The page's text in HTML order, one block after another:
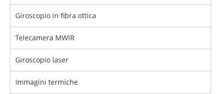
Giroscopio in fibra ottica
Telecamera MWIR
Giroscopio laser
Immagini termiche